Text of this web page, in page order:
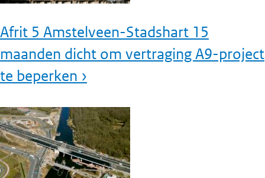
Afrit 5 Amstelveen-Stadshart 15
maanden dicht om vertraging A9-project
te beperken ›